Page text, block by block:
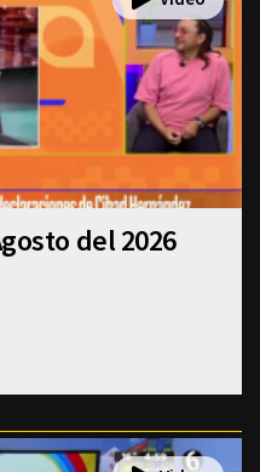
del 2026